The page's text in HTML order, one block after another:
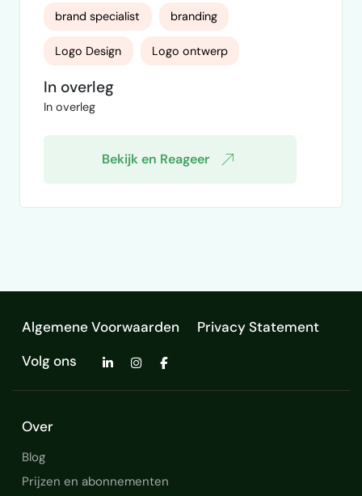
waar nodig – ontwikkelen van onze merken
en logo’s. Wij zijn een 45 jaar bestaand
familiebedrijf dat zich bezighoudt met de
ontwikkeling, import en distributie van
sportartikelen, speelgoed en traditionele
spellen. Wij voeren momenteel meerdere
merken. Binnen deze …
brand specialist branding
Logo Design Logo ontwerp
Merkstrategie
In overleg
In overleg
Bekijk en Reageer
Algemene Voorwaarden
Privacy Statement
Volg ons
Over
Blog
Prijzen en abonnementen